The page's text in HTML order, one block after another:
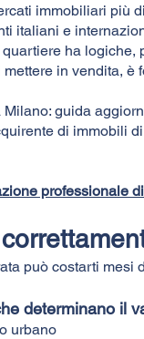
immobiliari più
italiani e
ha
mettere in vendita,
guida
di immobili
professionale
può costarti mesi
determinano il
urbano